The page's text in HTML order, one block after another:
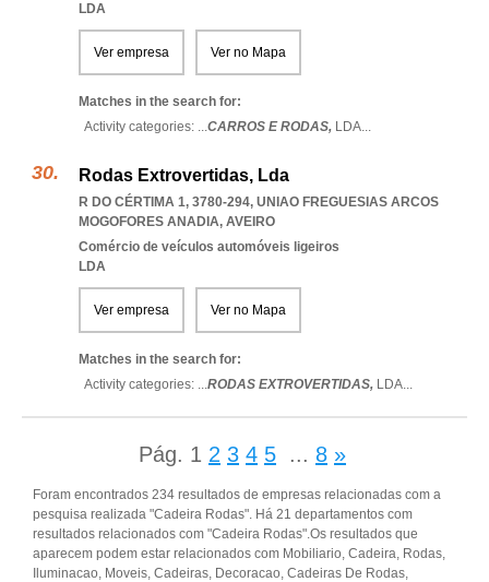
LDA
Ver empresa Ver no Mapa
Matches in the search for:
Activity categories: ...CARROS E RODAS, LDA...
Rodas Extrovertidas, Lda
R DO CÉRTIMA 1, 3780-294, UNIAO FREGUESIAS ARCOS
MOGOFORES ANADIA, AVEIRO
Comércio de veículos automóveis ligeiros
LDA
Ver empresa Ver no Mapa
Matches in the search for:
Activity categories: ...RODAS EXTROVERTIDAS, LDA...
Pág. 1 2 3 4 5 ... 8 »
Foram encontrados 234 resultados de empresas relacionadas com a
pesquisa realizada "Cadeira Rodas". Há 21 departamentos com
resultados relacionados com "Cadeira Rodas".Os resultados que
aparecem podem estar relacionados com Mobiliario, Cadeira, Rodas,
Iluminacao, Moveis, Cadeiras, Decoracao, Cadeiras De Rodas,